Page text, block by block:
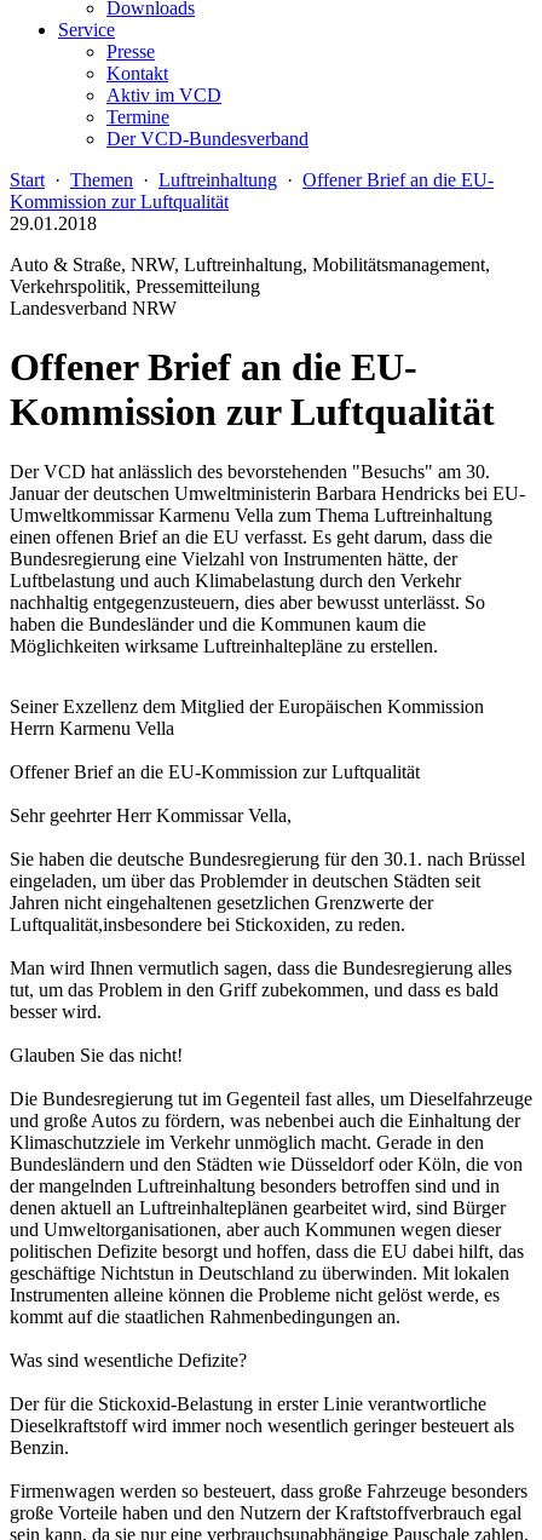
Downloads
Service
Presse
Kontakt
Aktiv im VCD
Termine
Der VCD-Bundesverband
Start · Themen · Luftreinhaltung · Offener Brief an die EU-
Kommission zur Luftqualität
29.01.2018
Auto & Straße, NRW, Luftreinhaltung, Mobilitätsmanagement,
Verkehrspolitik, Pressemitteilung
Landesverband NRW
Offener Brief an die EU-
Kommission zur Luftqualität
Der VCD hat anlässlich des bevorstehenden "Besuchs" am 30.
Januar der deutschen Umweltministerin Barbara Hendricks bei EU-
Umweltkommissar Karmenu Vella zum Thema Luftreinhaltung
einen offenen Brief an die EU verfasst. Es geht darum, dass die
Bundesregierung eine Vielzahl von Instrumenten hätte, der
Luftbelastung und auch Klimabelastung durch den Verkehr
nachhaltig entgegenzusteuern, dies aber bewusst unterlässt. So
haben die Bundesländer und die Kommunen kaum die
Möglichkeiten wirksame Luftreinhaltepläne zu erstellen.
Seiner Exzellenz dem Mitglied der Europäischen Kommission
Herrn Karmenu Vella
Offener Brief an die EU-Kommission zur Luftqualität
Sehr geehrter Herr Kommissar Vella,
Sie haben die deutsche Bundesregierung für den 30.1. nach Brüssel
eingeladen, um über das Problemder in deutschen Städten seit
Jahren nicht eingehaltenen gesetzlichen Grenzwerte der
Luftqualität,insbesondere bei Stickoxiden, zu reden.
Man wird Ihnen vermutlich sagen, dass die Bundesregierung alles
tut, um das Problem in den Griff zubekommen, und dass es bald
besser wird.
Glauben Sie das nicht!
Die Bundesregierung tut im Gegenteil fast alles, um Dieselfahrzeuge
und große Autos zu fördern, was nebenbei auch die Einhaltung der
Klimaschutzziele im Verkehr unmöglich macht. Gerade in den
Bundesländern und den Städten wie Düsseldorf oder Köln, die von
der mangelnden Luftreinhaltung besonders betroffen sind und in
denen aktuell an Luftreinhalteplänen gearbeitet wird, sind Bürger
und Umweltorganisationen, aber auch Kommunen wegen dieser
politischen Defizite besorgt und hoffen, dass die EU dabei hilft, das
geschäftige Nichtstun in Deutschland zu überwinden. Mit lokalen
Instrumenten alleine können die Probleme nicht gelöst werde, es
kommt auf die staatlichen Rahmenbedingungen an.
Was sind wesentliche Defizite?
Der für die Stickoxid-Belastung in erster Linie verantwortliche
Dieselkraftstoff wird immer noch wesentlich geringer besteuert als
Benzin.
Firmenwagen werden so besteuert, dass große Fahrzeuge besonders
große Vorteile haben und den Nutzern der Kraftstoffverbrauch egal
sein kann, da sie nur eine verbrauchsunabhängige Pauschale zahlen.